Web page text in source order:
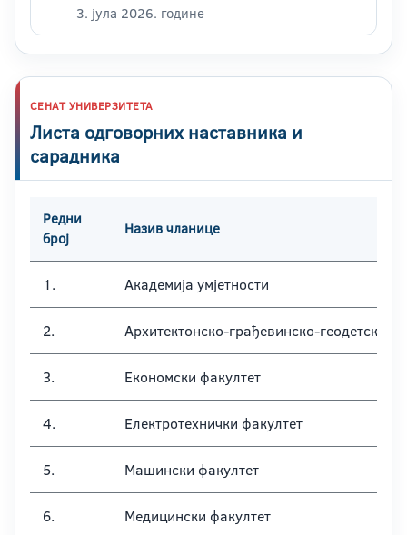
3. јула 2026. године
СЕНАТ УНИВЕРЗИТЕТА
Листа одговорних наставника и
сарадника
Редни
број
Назив чланице
1. Академија умјетности
2. Архитектонско-грађевинско-геодетски
3. Економски факултет
4. Електротехнички факултет
5. Машински факултет
6. Медицински факултет